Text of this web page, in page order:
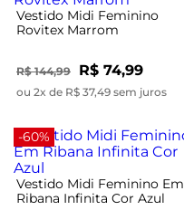
Vestido Midi Feminino
Rovitex Marrom
R$ 144,99 R$ 74,99
ou 2x de R$ 37,49 sem juros
-60%
Vestido Midi Feminino Em
Ribana Infinita Cor Azul